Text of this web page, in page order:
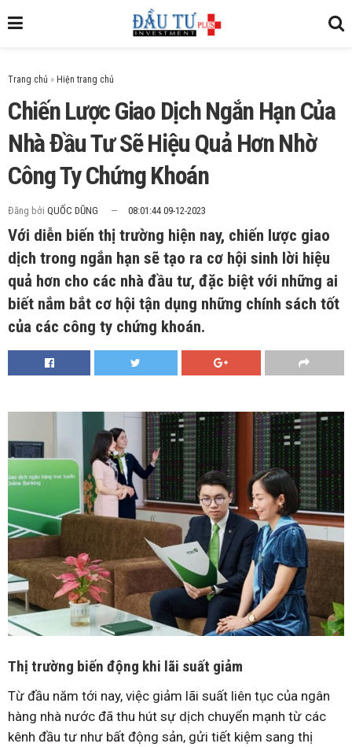
Trang chủ »
Chiến Lược Giao Dịch Ngắn Hạn Của
Nhà Đầu Tư Sẽ Hiệu Quả Hơn Nhờ
Công Ty Chứng Khoán
Đăng bởi QUỐC DŨNG 08:01:44 09-12-2023
Với diễn biến thị trường hiện nay, chiến lược giao
dịch trong ngắn hạn sẽ tạo ra cơ hội sinh lời hiệu
quả hơn cho các nhà đầu tư, đặc biệt với những ai
biết nắm bắt cơ hội tận dụng những chính sách tốt
của các công ty chứng khoán.
Thị trường biến động khi lãi suất giảm
Từ đầu năm tới nay, việc giảm lãi suất liên tục của ngân
hàng nhà nước đã thu hút sự dịch chuyển mạnh từ các
kênh đầu tư như bất động sản, gửi tiết kiệm sang thị